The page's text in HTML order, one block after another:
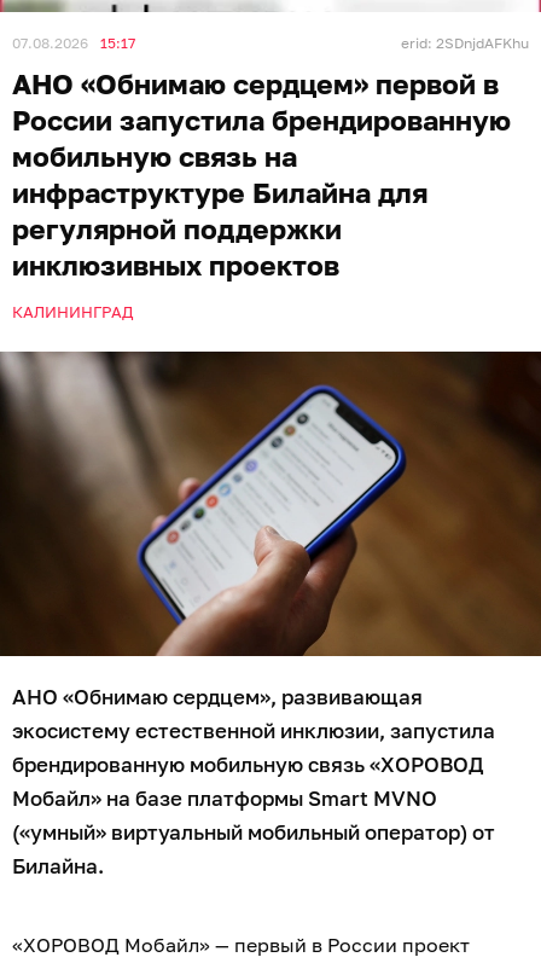
07.08.2026 15:17 erid: 2SDnjdAFKhu
АНО «Обнимаю сердцем» первой в
России запустила брендированную
мобильную связь на
инфраструктуре Билайна для
регулярной поддержки
инклюзивных проектов
КАЛИНИНГРАД
АНО «Обнимаю сердцем», развивающая
экосистему естественной инклюзии, запустила
брендированную мобильную связь «ХОРОВОД
Мобайл» на базе платформы Smart MVNO
(«умный» виртуальный мобильный оператор) от
Билайна.
«ХОРОВОД Мобайл» — первый в России проект